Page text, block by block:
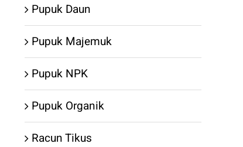
Pupuk Daun
Pupuk Majemuk
Pupuk NPK
Pupuk Organik
Racun Tikus